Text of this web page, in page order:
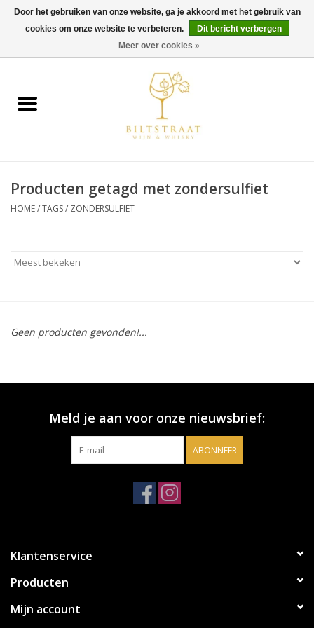
0 Artikelen - €0,00
Wijn
Gin & Tonic
Gedestilleerd
Accessoires
Relatiegeschenken
Producten getagd met zondersulfiet
HOME/TAGS/ ZONDERSULFIET
Geen producten gevonden!...
Meld je aan voor onze nieuwsbrief:
ABONNEER
Klantenservice
Producten
Mijn account
Door het gebruiken van onze website, ga je akkoord met het gebruik van
cookies om onze website te verbeteren.
Dit bericht verbergen
Meer over cookies »